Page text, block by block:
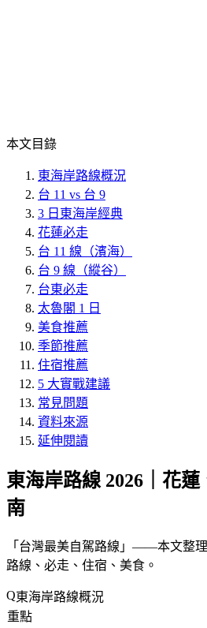
本文目錄
東海岸路線概況
台 11 vs 台 9
3 日東海岸經典
花蓮必走
台 11 線（濱海）
台 9 線（縱谷）
台東必走
太魯閣 1 日
美食推薦
季節推薦
住宿推薦
5 大實戰建議
常見問題
資料來源
延伸閱讀
東海岸路線 2026｜花
南
「 台灣最美自駕路線 」——本文整理
路線、必走、住宿、美食。
東海岸路線概況
重點